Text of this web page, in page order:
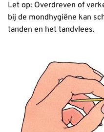
Let op: Overdreven of
bij de mondhygiëne kan
tanden en het tandvlees.